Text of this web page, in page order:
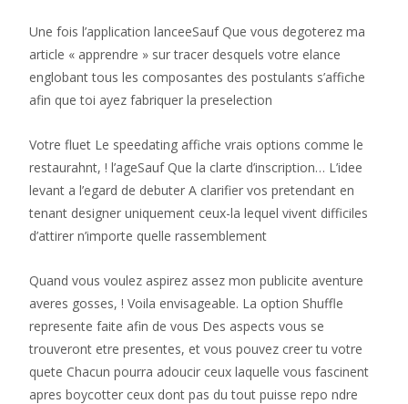
Une fois l’application lanceeSauf Que vous degoterez ma
article « apprendre » sur tracer desquels votre elance
englobant tous les composantes des postulants s’affiche
afin que toi ayez fabriquer la preselection
Votre fluet Le speedating affiche vrais options comme le
restaurahnt, ! l’ageSauf Que la clarte d’inscription… L’idee
levant a l’egard de debuter A clarifier vos pretendant en
tenant designer uniquement ceux-la lequel vivent difficiles
d’attirer n’importe quelle rassemblement
Quand vous voulez aspirez assez mon publicite aventure
averes gosses, ! Voila envisageable. La option Shuffle
represente faite afin de vous Des aspects vous se
trouveront etre presentes, et vous pouvez creer tu votre
quete Chacun pourra adoucir ceux laquelle vous fascinent
apres boycotter ceux dont pas du tout puisse repo ndre